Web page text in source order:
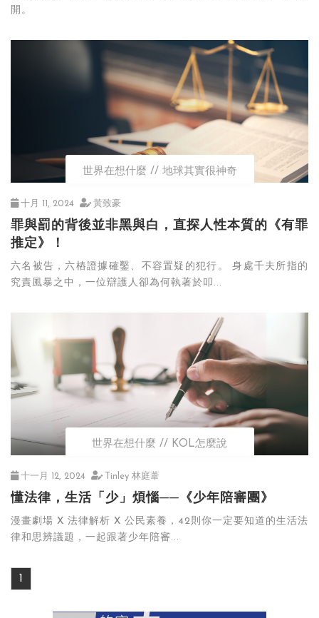
開。
世界在想什麼 地球其實很神奇
十月 11, 2024 黃致豪
罪與罰的背後並非黑與白，直探人性本質的《有罪
推定》！
六名被告，六樁證據確鑿、不容置疑的犯行。 身處千夫所指的
究責風暴之中，一位辯護人卻為何執著於叩...
世界在想什麼 KOL怎麼說
十一月 12, 2024 Tinley 林庭葦
懂法律，生活「少」煩惱──《少年陪審團》
漫畫劇場 X 法律解析 X 公民素養，42則你一定要知道的生活法
律和思辨議題，一起跟著少年陪審...
1